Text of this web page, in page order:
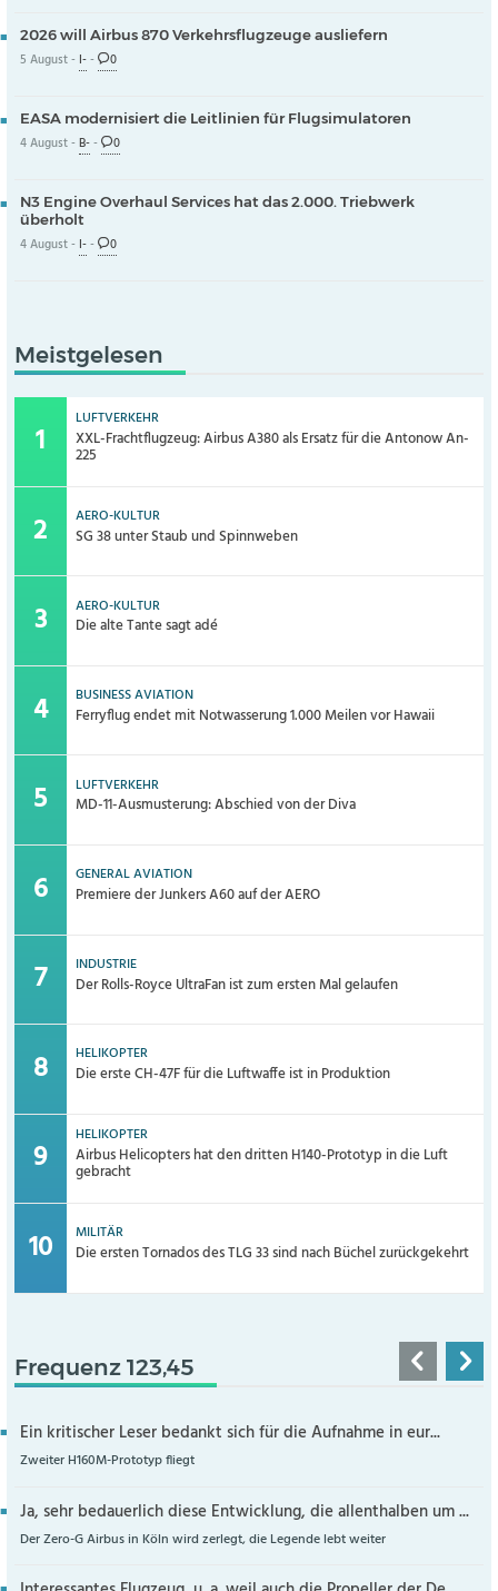
2026 will Airbus 870 Verkehrsflugzeuge ausliefern
5 August - I-- 0
EASA modernisiert die Leitlinien für Flugsimulatoren
4 August -B-- 0
N3 Engine Overhaul Services hat das 2.000. Triebwerk
überholt
4 August - I-- 0
Meistgelesen
LUFTVERKEHR
XXL-Frachtflugzeug: Airbus A380 als Ersatz für die Antonow An-
225
AERO-KULTUR
SG 38 unter Staub und Spinnweben
AERO-KULTUR
Die alte Tante sagt adé
BUSINESS AVIATION
Ferryflug endet mit Notwasserung 1.000 Meilen vor Hawaii
LUFTVERKEHR
MD-11-Ausmusterung: Abschied von der Diva
GENERAL AVIATION
Premiere der Junkers A60 auf der AERO
INDUSTRIE
Der Rolls-Royce UltraFan ist zum ersten Mal gelaufen
HELIKOPTER
Die erste CH-47F für die Luftwaffe ist in Produktion
HELIKOPTER
Airbus Helicopters hat den dritten H140-Prototyp in die Luft
gebracht
MILITÄR
Die ersten Tornados des TLG 33 sind nach Büchel zurückgekehrt
Frequenz 123,45
Ein kritischer Leser bedankt sich für die Aufnahme in eur...
Zweiter H160M-Prototyp fliegt
Ja, sehr bedauerlich diese Entwicklung, die allenthalben um ...
Der Zero-G Airbus in Köln wird zerlegt, die Legende lebt weiter